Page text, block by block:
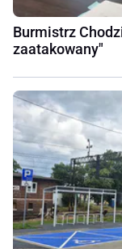
Burmistrz
zaatakowany"